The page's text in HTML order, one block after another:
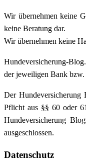
Wir übernehmen keine
keine Beratung dar.
Wir übernehmen keine
Hundeversicherung-
der jeweiligen Bank bzw.
Der Hundeversicherung
Pflicht aus §§ 60 oder
Hundeversicherung
ausgeschlossen.
Datenschutz